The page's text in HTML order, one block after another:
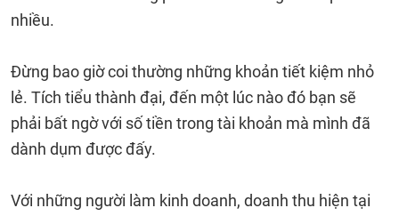
nhiều.
Đừng bao giờ coi thường những khoản tiết kiệm nhỏ
lẻ. Tích tiểu thành đại, đến một lúc nào đó bạn sẽ
phải bất ngờ với số tiền trong tài khoản mà mình đã
dành dụm được đấy.
Với những người làm kinh doanh, doanh thu hiện tại